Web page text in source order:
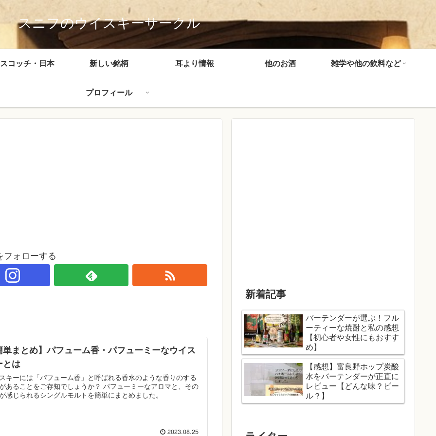
スニフのウイスキーサークル
コッチ・日本 新しい銘柄 耳より情報 他のお酒 雑学や他の飲料など
プロフィール
フォローする
単まとめ】パフューム香・パフューミーなウイス
とは
キーには「パフューム香」と呼ばれる香水のような香りのする
あることをご存知でしょうか？ パフューミーなアロマと、その
感じられるシングルモルトを簡単にまとめました。
2023.08.25
新着記事
バーテンダーが選ぶ！フル
ーティーな焼酎と私の感想
【初心者や女性にもおすす
め】
【感想】富良野ホップ炭酸
水をバーテンダーが正直に
レビュー【どんな味？ビー
ル？】